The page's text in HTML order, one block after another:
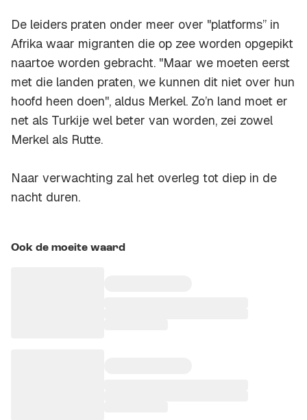
De leiders praten onder meer over "platforms’’ in
Afrika waar migranten die op zee worden opgepikt
naartoe worden gebracht. "Maar we moeten eerst
met die landen praten, we kunnen dit niet over hun
hoofd heen doen'', aldus Merkel. Zo’n land moet er
net als Turkije wel beter van worden, zei zowel
Merkel als Rutte.
Naar verwachting zal het overleg tot diep in de
nacht duren.
Ook de moeite waard